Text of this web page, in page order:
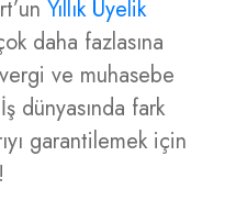
Yıllık Üyelik
daha fazlasına
ve muhasebe
dünyasında fark
garantilemek için